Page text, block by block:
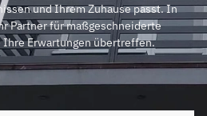
und Ihrem Zuhause passt. In
Partner für maßgeschneiderte
Ihre Erwartungen übertreffen.